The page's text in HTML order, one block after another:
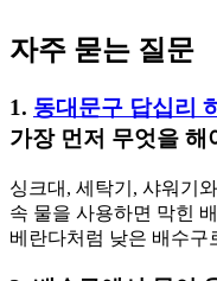
자주 묻는 질문
1. 동대문구 답십리
가장 먼저 무엇을 해
싱크대, 세탁기, 샤워기
속 물을 사용하면 막힌
베란다처럼 낮은 배수구